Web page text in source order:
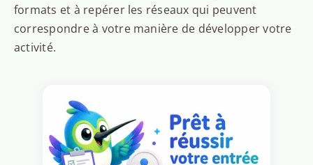
formats et à repérer les réseaux qui peuvent
correspondre à votre manière de développer votre
activité.